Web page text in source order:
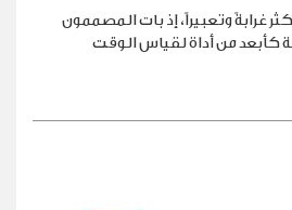
غرابةً وتعبيراً، إذ بات المصممون
كأبعد من أداة لقياس الوقت